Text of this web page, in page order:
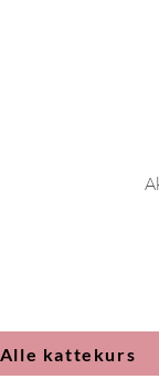
Alle kattekurs